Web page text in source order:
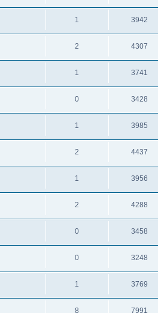
1 3942
2 4307
1 3741
0 3428
1 3985
2 4437
1 3956
2 4288
0 3458
0 3248
1 3769
8 7991